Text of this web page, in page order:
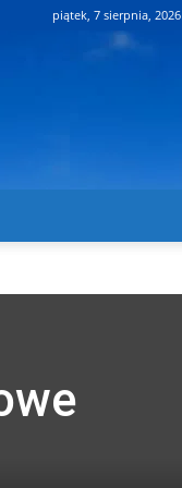
piątek, 7 sierpnia, 2026